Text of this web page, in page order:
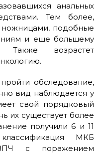
анальных
Тем более,
ножницами, подобные
и еще большему
Также возрастет
обследование,
вид наблюдается у
свой порядковый
их существует более
получили 6 и 11
МКБ
с поражением